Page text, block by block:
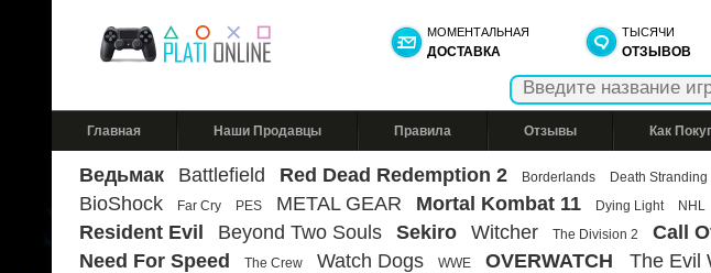
МОМЕНТАЛЬНАЯ
ДОСТАВКА
ТЫСЯЧИ
ОТЗЫВОВ
Главная Наши Продавцы Правила Отзывы Как
Ведьмак Battlefield Red Dead Redemption 2 Borderlands Death Stranding
BioShock Far Cry PES METAL GEAR Mortal Kombat 11 Dying Light NHL
Resident Evil
Beyond Two Souls Sekiro Witcher The Division 2 Call
Need For Speed
The Crew Watch Dogs WWE OVERWATCH The Evil